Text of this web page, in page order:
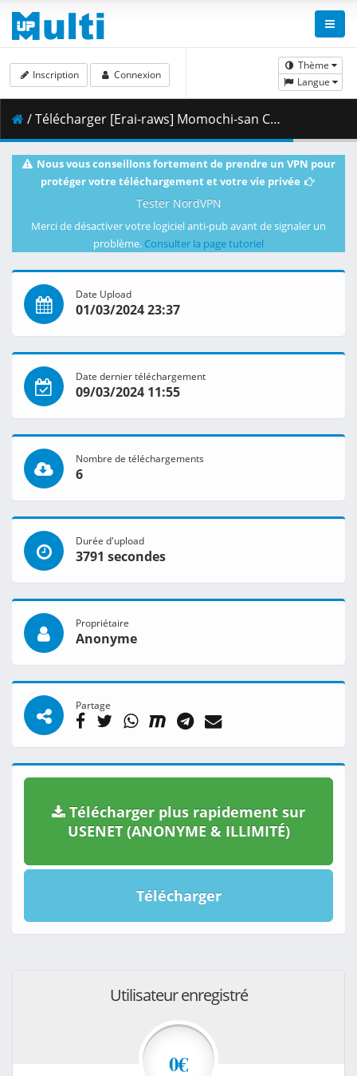
Thème
Langue
Inscription Connexion
/ Télécharger [Erai-raws] Momochi-san Chi no Ayakashi Ouji - 09 [1080p][HEVC][Multiple Subtitle][FC0D8EAB].mkv.001 ( 362.77 MB )
Nous vous conseillons fortement de prendre un VPN pour
protéger votre téléchargement et votre vie privée
Tester NordVPN
Merci de désactiver votre logiciel anti-pub avant de signaler un
problème. Consulter la page tutoriel
Date Upload
01/03/2024 23:37
Date dernier téléchargement
09/03/2024 11:55
Nombre de téléchargements
6
Durée d'upload
3791 secondes
Propriétaire
Anonyme
Partage
Télécharger plus rapidement sur
USENET (ANONYME & ILLIMITÉ)
Télécharger
Utilisateur enregistré
0€